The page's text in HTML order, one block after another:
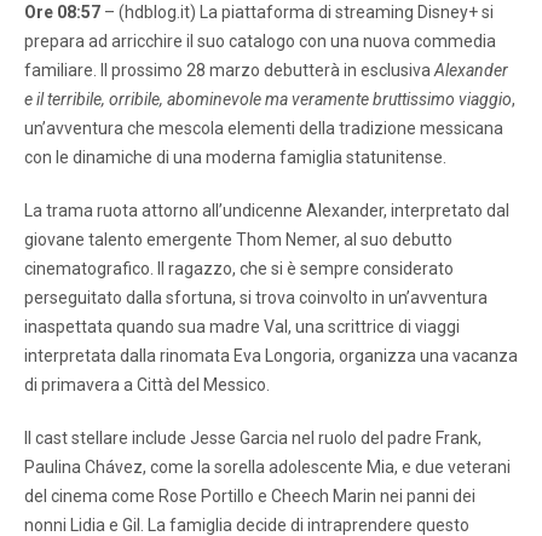
Ore 08:57 – (hdblog.it) La piattaforma di streaming Disney+ si
prepara ad arricchire il suo catalogo con una nuova commedia
familiare. Il prossimo 28 marzo debutterà in esclusiva Alexander
e il terribile, orribile, abominevole ma veramente bruttissimo viaggio,
un’avventura che mescola elementi della tradizione messicana
con le dinamiche di una moderna famiglia statunitense.
La trama ruota attorno all’undicenne Alexander, interpretato dal
giovane talento emergente Thom Nemer, al suo debutto
cinematografico. Il ragazzo, che si è sempre considerato
perseguitato dalla sfortuna, si trova coinvolto in un’avventura
inaspettata quando sua madre Val, una scrittrice di viaggi
interpretata dalla rinomata Eva Longoria, organizza una vacanza
di primavera a Città del Messico.
Il cast stellare include Jesse Garcia nel ruolo del padre Frank,
Paulina Chávez, come la sorella adolescente Mia, e due veterani
del cinema come Rose Portillo e Cheech Marin nei panni dei
nonni Lidia e Gil. La famiglia decide di intraprendere questo